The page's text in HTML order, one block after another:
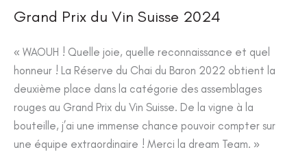
Grand Prix du Vin Suisse 2024
« WAOUH ! Quelle joie, quelle reconnaissance et quel
honneur ! La Réserve du Chai du Baron 2022 obtient la
deuxième place dans la catégorie des assemblages
rouges au Grand Prix du Vin Suisse. De la vigne à la
bouteille, j’ai une immense chance pouvoir compter sur
une équipe extraordinaire ! Merci la dream Team. »